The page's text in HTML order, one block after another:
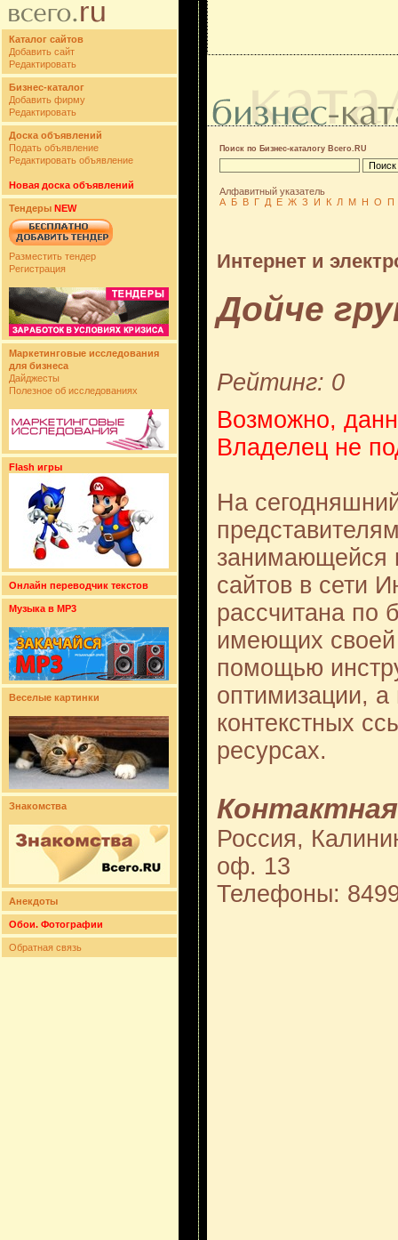
Каталог сайтов
Добавить сайт
Редактировать
Бизнес-каталог
Добавить фирму
Редактировать
Доска объявлений
Подать объявление
Редактировать объявление
Новая доска объявлений
Тендеры NEW
Разместить тендер
Регистрация
Маркетинговые исследования
для бизнеса
Дайджесты
Полезное об исследованиях
Flash игры
Онлайн переводчик текстов
Музыка в MP3
Веселые картинки
Знакомства
Анекдоты
Обои. Фотографии
Обратная связь
Поиск по Бизнес-каталогу Всего.RU
Алфавитный указатель
А Б В Г Д Е Ж З И К Л М Н О П
Интернет и
Дойче
Рейтинг: 0
Возможно,
Владелец не
На
занимающейся
сайтов в сети
рассчитана по
имеющих
помощью
оптимизации,
контекстных
ресурсах.
Россия,
оф. 13
Телефоны: